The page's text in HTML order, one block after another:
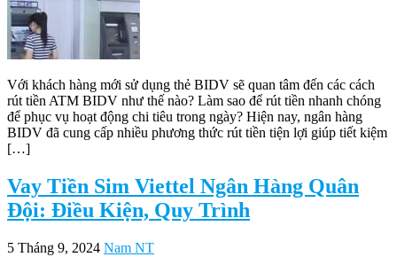
Với khách hàng mới sử dụng thẻ BIDV sẽ quan tâm đến các cách
rút tiền ATM BIDV như thế nào? Làm sao để rút tiền nhanh chóng
để phục vụ hoạt động chi tiêu trong ngày? Hiện nay, ngân hàng
BIDV đã cung cấp nhiều phương thức rút tiền tiện lợi giúp tiết kiệm
[…]
Vay Tiền Sim Viettel Ngân Hàng Quân
Đội: Điều Kiện, Quy Trình
5 Tháng 9, 2024 Nam NT